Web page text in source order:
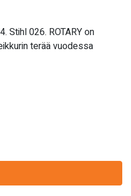
Stihl 026. ROTARY on
terää vuodessa